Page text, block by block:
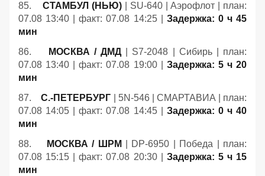
85.СТАМБУЛ (НЬЮ) | SU-640 | Аэрофлот | план:
07.08 13:40 | факт: 07.08 14:25 | Задержка: 0 ч 45
мин
86.
МОСКВА / ДМД| S7-2048 | Сибирь | план:
07.08 13:40 | факт: 07.08 19:00 | Задержка: 5 ч 20
мин
87.С.-ПЕТЕРБУРГ | 5N-546 | СМАРТАВИА | план:
07.08 14:05 | факт: 07.08 14:45 | Задержка: 0 ч 40
мин
88.
МОСКВА / ШРМ | DP-6950 | Победа | план:
07.08 15:15 | факт: 07.08 20:30 | Задержка: 5 ч 15
мин